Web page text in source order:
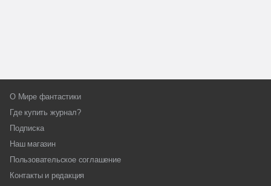
О Мире фантастики
Где купить журнал?
Подписка
Наш магазин
Пользовательское соглашение
Контакты и редакция